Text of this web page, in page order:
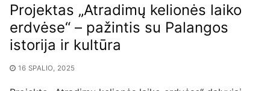
Projektas „Atradimų kelionės laiko
erdvėse“ – pažintis su Palangos
istorija ir kultūra
16 SPALIO, 2025